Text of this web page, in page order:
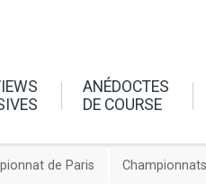
ANÉDOCTES
DE COURSE
de Paris